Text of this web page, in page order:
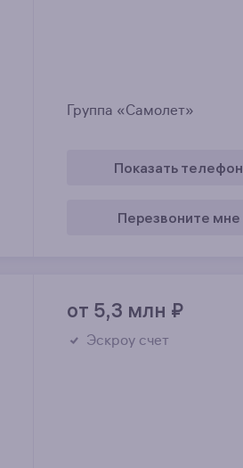
Группа «Самолет»
Показать телефон
Перезвоните мне
от 5,3 млн ₽
Эскроу счет